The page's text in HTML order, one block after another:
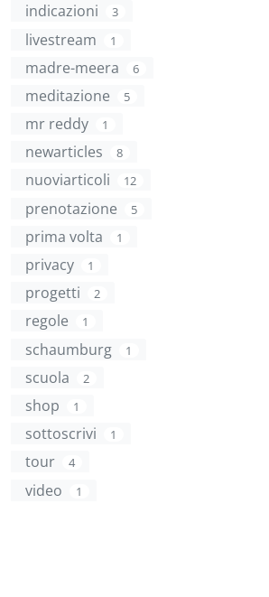
indicazioni 3
livestream 1
madre-meera 6
meditazione 5
mr reddy 1
newarticles 8
nuoviarticoli 12
prenotazione 5
prima volta 1
privacy 1
progetti 2
regole 1
schaumburg 1
scuola 2
shop 1
sottoscrivi 1
tour 4
video 1